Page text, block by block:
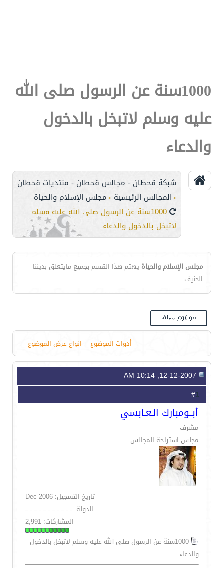
1000سنة عن الرسول صلى الله
عليه وسلم لاتبخل بالدخول
والدعاء
شبكة قحطان - مجالس قحطان - منتديات قحطان
> المجالس الرئيسية > مجلس الإسلام والحياة
1000سنة عن الرسول صلى الله عليه وسلم
لاتبخل بالدخول والدعاء
مجلس الإسلام والحياة يهتم هذا القسم بجميع مايتعلق بديننا
الحنيف
أدوات الموضوع انواع عرض الموضوع
1
أبــومبارك الـعـابسي
مشرف
مجلس استراحة المجالس
تاريخ التسجيل: Dec 2006
الدولة: ــ ــ ـــ ــ ـــ ــ ـــ ــ ـــ ــ ـــ
المشاركات: 2,991
1000سنة عن الرسول صلى الله عليه وسلم لاتبخل بالدخول
والدعاء